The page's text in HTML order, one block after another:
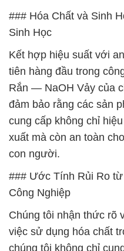
### Hóa Chất và Sinh
Sinh Học
Kết hợp hiệu suất với
tiên hàng đầu trong
Rắn — NaOH Vảy của
đảm bảo rằng các sản
cung cấp không chỉ
xuất mà còn an toàn
con người.
### Ước Tính Rủi Ro
Công Nghiệp
Chúng tôi nhận thức rõ
việc sử dụng hóa chất
chúng tôi không chỉ